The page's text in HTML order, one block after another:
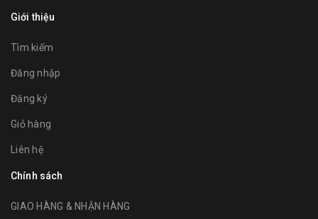
Giới thiệu
Tìm kiếm
Đăng nhập
Đăng ký
Giỏ hàng
Liên hệ
Chính sách
GIAO HÀNG & NHẬN HÀNG